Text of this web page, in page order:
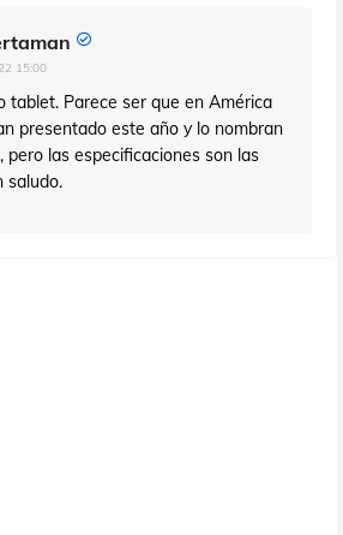
15:00
tablet. Parece ser que en América
presentado este año y lo nombran
pero las especificaciones son las
saludo.